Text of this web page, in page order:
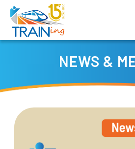
NEWS &